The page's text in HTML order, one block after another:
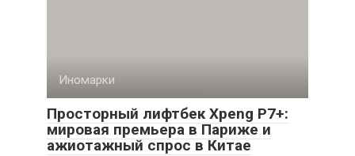
Иномарки
Просторный лифтбек Xpeng P7+:
мировая премьера в Париже и
ажиотажный спрос в Китае